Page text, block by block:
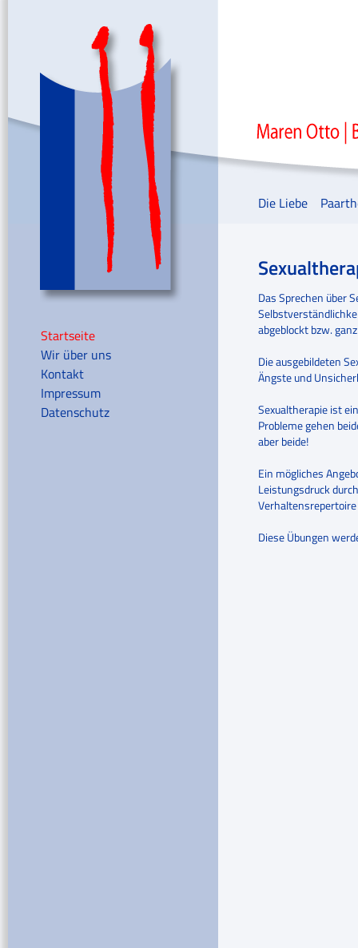
Startseite
Wir über uns
Kontakt
Impressum
Datenschutz
Das Sprechen über
abgeblockt bzw.
Die ausgebildeten
Ängste und
Sexualtherapie ist
Probleme gehen
aber beide!
Ein mögliches
Leistungsdruck
Diese Übungen
Die Liebe